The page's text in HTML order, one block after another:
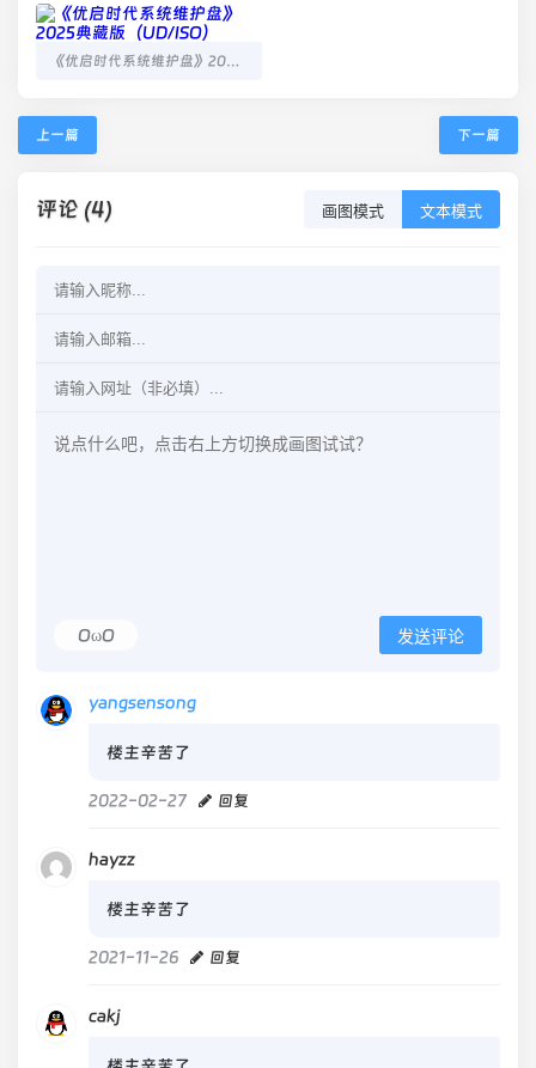
《优启时代系统维护盘》2025典藏版（UD/ISO）
上一篇 下一篇
评论 (4) 画图模式 文本模式
OωO 发送评论
yangsensong
楼主辛苦了
2022-02-27 回复
hayzz
楼主辛苦了
2021-11-26 回复
cakj